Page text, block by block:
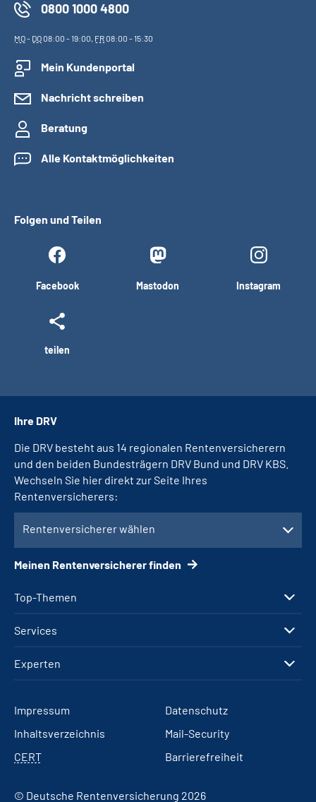
0800 1000 4800
MO- DO08:00 - 19:00, FR08:00 - 15:30
Mein Kundenportal
Nachricht schreiben
Beratung
Alle Kontaktmöglichkeiten
Folgen und Teilen
Facebook Mastodon Instagram
teilen
Top-Themen
Services
Experten
Ihre DRV
Die DRV besteht aus 14 regionalen Rentenversicherern
und den beiden Bundesträgern DRV Bund und DRV KBS.
Wechseln Sie hier direkt zur Seite Ihres
Rentenversicherers:
Rentenversicherer wählen
Meinen Rentenversicherer finden
Impressum
Datenschutz
Inhaltsverzeichnis
Mail-Security
CERT
Barrierefreiheit
© Deutsche Rentenversicherung 2026